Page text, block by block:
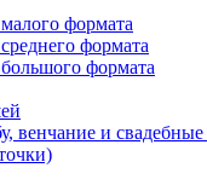
формата
формата
формата
венчание и